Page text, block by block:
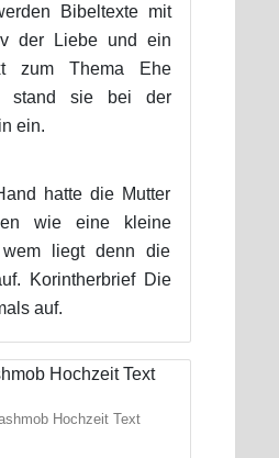
Bibeltexte mit
der Liebe und ein
zum Thema Ehe
stand sie bei der
ein.
hatte die Mutter
wie eine kleine
liegt denn die
Korintherbrief Die
auf.
Hochzeit Text